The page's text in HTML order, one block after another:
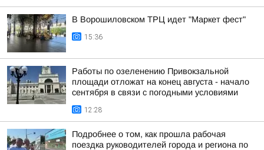
В Ворошиловском ТРЦ идет "Маркет фест"
15:36
Работы по озеленению Привокзальной
площади отложат на конец августа - начало
сентября в связи с погодными условиями
12:28
Подробнее о том, как прошла рабочая
поездка руководителей города и региона по